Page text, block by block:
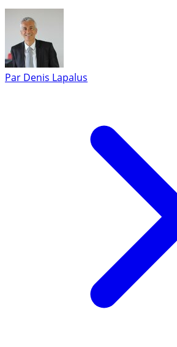
Par Denis Lapalus